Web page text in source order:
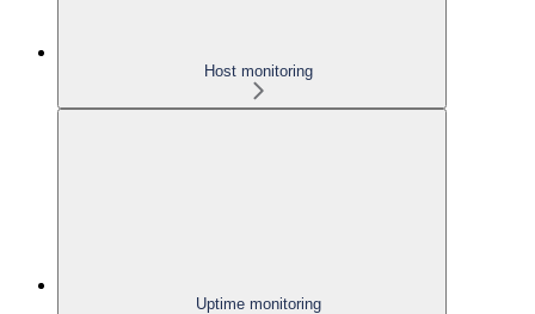
Host monitoring
Uptime monitoring